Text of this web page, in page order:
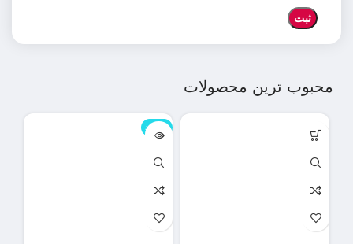
محبوب ترین محصولات
ناموجود